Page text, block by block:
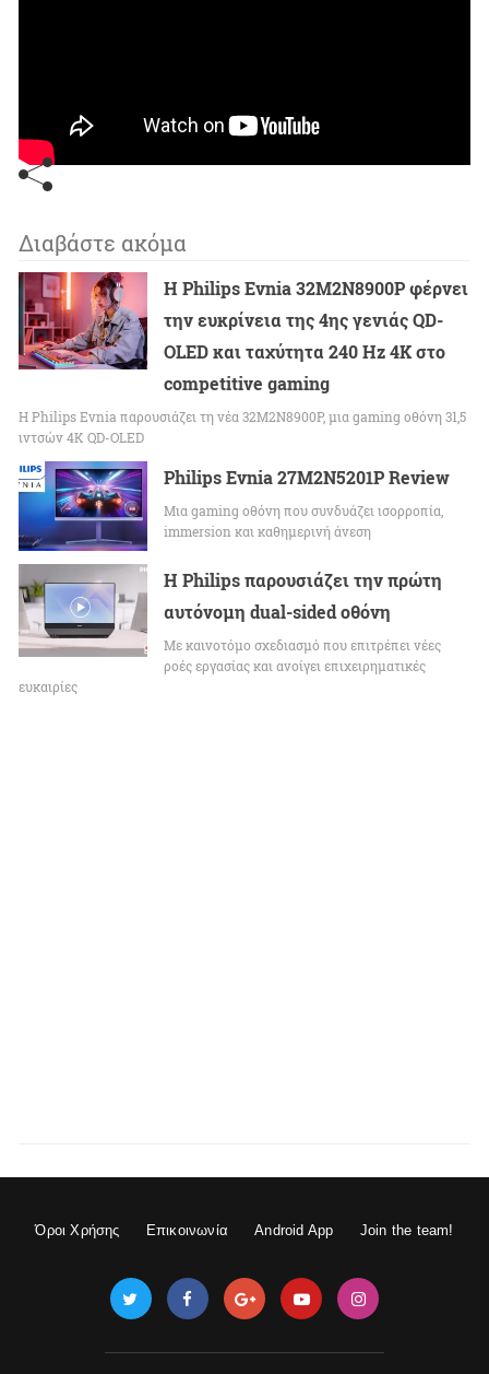
Διαβάστε ακόμα
Η Philips Evnia 32M2N8900P φέρνει
την ευκρίνεια της 4ης γενιάς QD-
OLED και ταχύτητα 240 Hz 4K στο
competitive gaming
Η Philips Evnia παρουσιάζει τη νέα 32M2N8900P, μια gaming οθόνη 31,5
ιντσών 4K QD-OLED
Philips Evnia 27M2N5201P Review
Μια gaming οθόνη που συνδυάζει ισορροπία,
immersion και καθημερινή άνεση
Η Philips παρουσιάζει την πρώτη
αυτόνομη dual-sided οθόνη
Με καινοτόμο σχεδιασμό που επιτρέπει νέες
ροές εργασίας και ανοίγει επιχειρηματικές
ευκαιρίες
Όροι Χρήσης Επικοινωνία Android App Join the team!